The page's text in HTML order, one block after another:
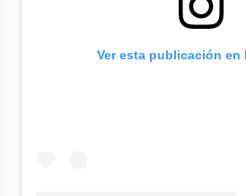
Ver esta publicación en